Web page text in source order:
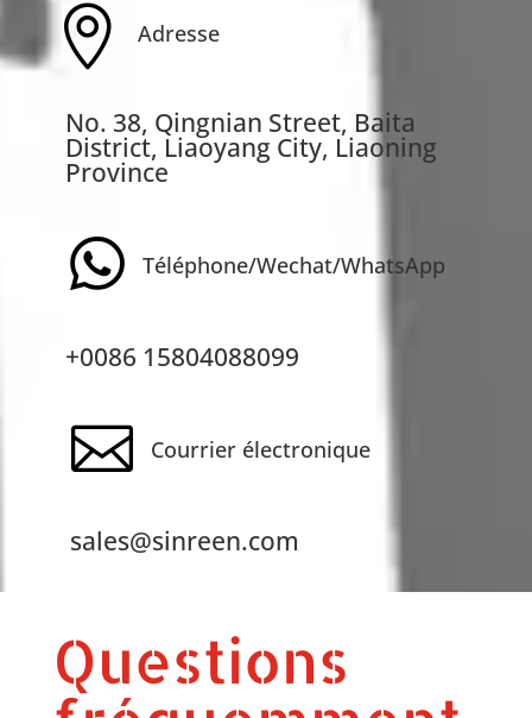
 Adresse
No. 38, Qingnian Street, Baita
District, Liaoyang City, Liaoning
Province
 Téléphone/Wechat/WhatsApp
+0086 15804088099
 Courrier électronique
sales@sinreen.com
Questions